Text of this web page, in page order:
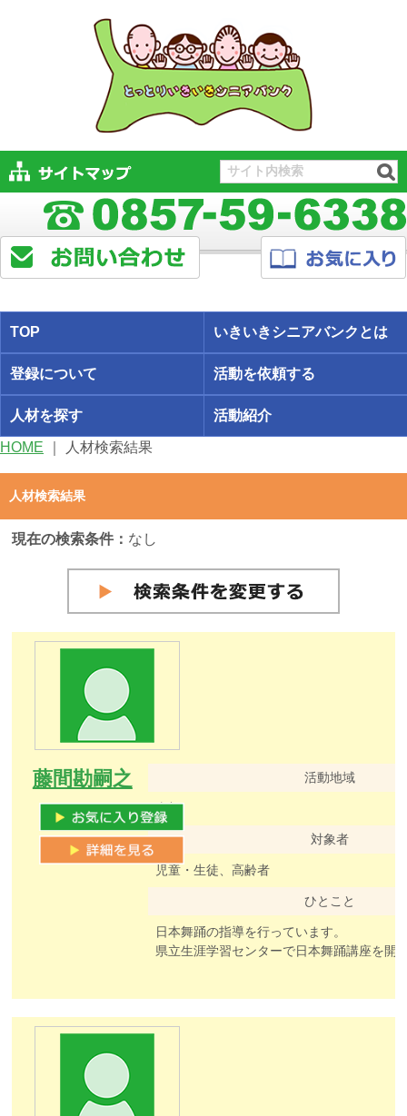
TOP いきいきシニアバンクとは
登録について 活動を依頼する
人材を探す 活動紹介
HOME 人材検索結果
人材検索結果
現在の検索条件： なし
活動地域
東部
対象者
児童・生徒、高齢者
ひとこと
日本舞踊の指導を行っています。
県立生涯学習センターで日本舞踊講座を開
藤間勘嗣之